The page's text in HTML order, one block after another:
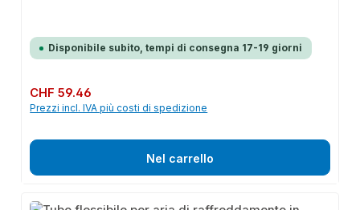
Disponibile subito, tempi di consegna 17-19 giorni
Prezzo normale:
CHF 59.46
Prezzi incl. IVA più costi di spedizione
Nel carrello